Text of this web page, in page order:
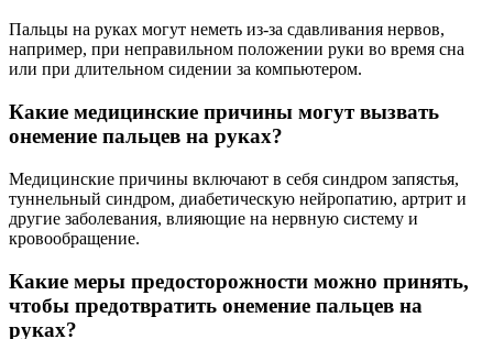
Пальцы на руках могут неметь из-за сдавливания нервов,
например, при неправильном положении руки во время сна
или при длительном сидении за компьютером.
Какие медицинские причины могут вызвать
онемение пальцев на руках?
Медицинские причины включают в себя синдром запястья,
туннельный синдром, диабетическую нейропатию, артрит и
другие заболевания, влияющие на нервную систему и
кровообращение.
Какие меры предосторожности можно принять,
чтобы предотвратить онемение пальцев на
руках?